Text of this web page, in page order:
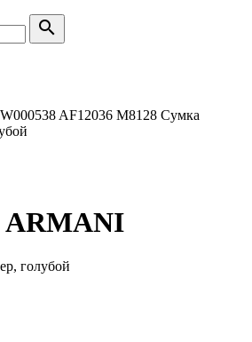
search
AF12036 M8128 Сумка
ARMANI
голубой